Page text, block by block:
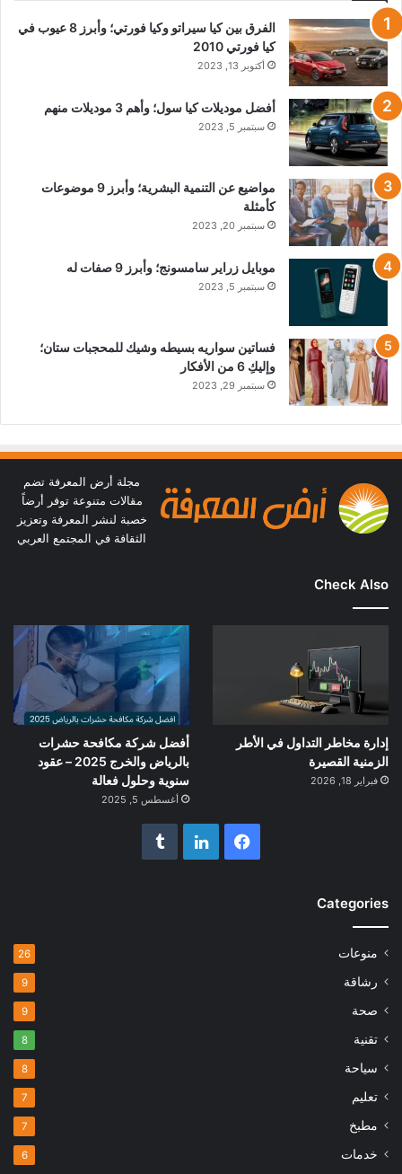
الفرق بين كيا سيراتو وكيا فورتي؛ وأبرز 8 عيوب في
كيا فورتي 2010
أكتوبر 13, 2023
أفضل موديلات كيا سول؛ وأهم 3 موديلات منهم
سبتمبر 5, 2023
مواضيع عن التنمية البشرية؛ وأبرز 9 موضوعات
كأمثلة
سبتمبر 20, 2023
موبايل زراير سامسونج؛ وأبرز 9 صفات له
سبتمبر 5, 2023
فساتين سواريه بسيطه وشيك للمحجبات ستان؛
وإليكِ 6 من الأفكار
سبتمبر 29, 2023
مجلة أرض المعرفة تضم
مقالات متنوعة توفر أرضاً
خصبة لنشر المعرفة وتعزيز
الثقافة في المجتمع العربي
Check Also
إدارة مخاطر التداول في الأطر
الزمنية القصيرة
فبراير 18, 2026
أفضل شركة مكافحة حشرات
بالرياض والخرج 2025 – عقود
سنوية وحلول فعالة
أغسطس 5, 2025
فيسبوكلينكدإن
‏Tumblr
Categories
منوعات 26
رشاقة 9
صحة 9
تقنية 8
سياحة 8
تعليم 7
مطبخ 7
خدمات 6